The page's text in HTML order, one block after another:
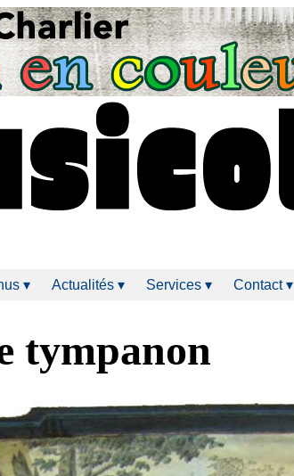
▾ Actualités ▾ Services ▾ Contact ▾
tympanon